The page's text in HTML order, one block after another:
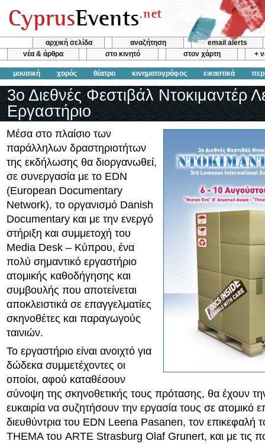
αρχική σελίδα αναζήτηση
email alerts
νέα & άρθρα
στο κινητό στον χάρτη +
μουσική χορός θέατρο κινηματογράφος εικαστικά
3ο Διεθνές Φεστιβάλ Ντοκιμαντέρ
Εργαστήριο
Μέσα στο πλαίσιο των
παράλληλων δραστηριοτήτων
της εκδήλωσης θα διοργανωθεί,
σε συνεργασία με το EDN
(European Documentary
Network), το οργανισμό Danish
Documentary και με την ενεργό
στήριξη και συμμετοχή του
Media Desk – Κύπρου, ένα
πολύ σημαντικό εργαστήριο
ατομικής καθοδήγησης και
συμβουλής που αποτείνεται
αποκλειστικά σε επαγγελματίες
σκηνοθέτες και παραγωγούς
ταινιών.
Το εργαστήριο είναι ανοιχτό για
δώδεκα συμμετέχοντες οι
οποίοι, αφού καταθέσουν
σύνοψη της σκηνοθετικής τους πρότασης, θα έχουν
ευκαιρία να συζητήσουν την εργασία τους σε ατομικό
διευθύντρια του EDN Leena Pasanen, τον επικεφαλή
ΤΗΕΜΑ του ARTE Strasburg Olaf Grunert, και με τις